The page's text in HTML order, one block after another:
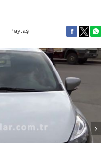
Paylaş